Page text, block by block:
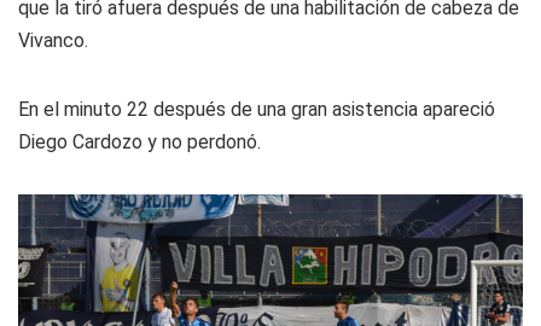
que la tiró afuera después de una habilitación de cabeza de
Vivanco.
En el minuto 22 después de una gran asistencia apareció
Diego Cardozo y no perdonó.